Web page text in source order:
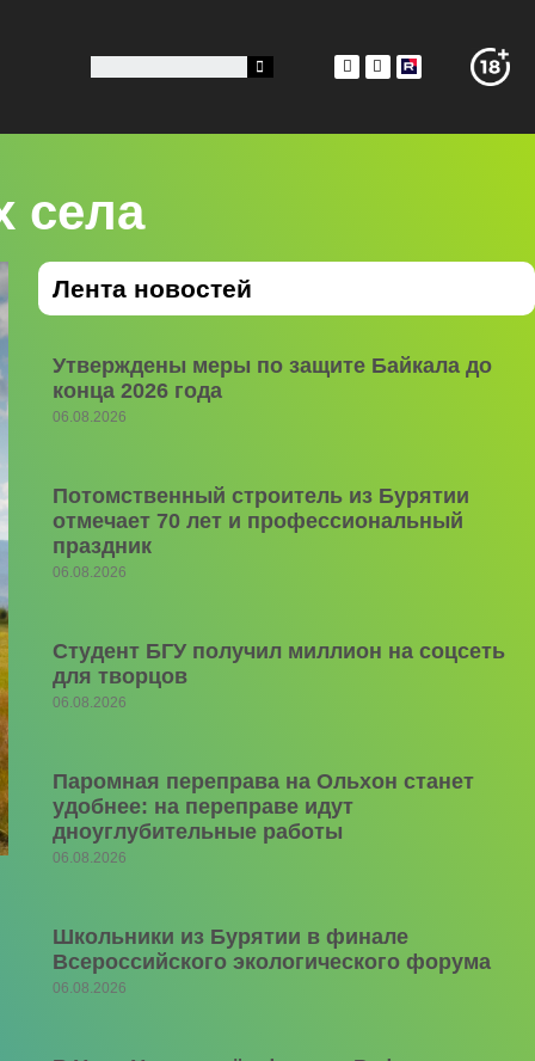
села
Лента новостей
Утверждены меры по защите Байкала до
конца 2026 года
06.08.2026
Потомственный строитель из Бурятии
отмечает 70 лет и профессиональный
праздник
06.08.2026
Студент БГУ получил миллион на соцсеть
для творцов
06.08.2026
Паромная переправа на Ольхон станет
удобнее: на переправе идут
дноуглубительные работы
06.08.2026
Школьники из Бурятии в финале
Всероссийского экологического форума
06.08.2026